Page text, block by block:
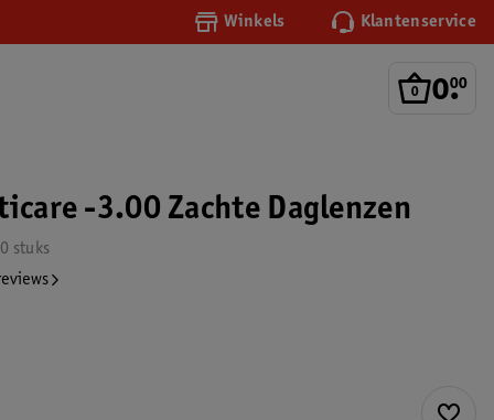
Winkels Klantenservice
0.
00
-3.00 Zachte Daglenzen
stuks